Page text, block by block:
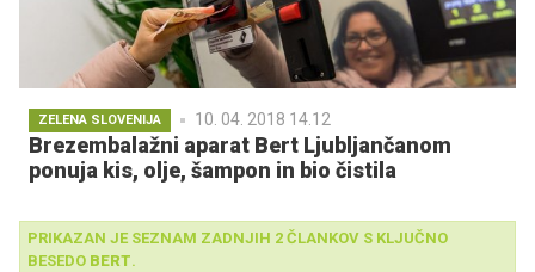
ZELENA SLOVENIJA 10. 04. 2018 14.12
Brezembalažni aparat Bert Ljubljančanom
ponuja kis, olje, šampon in bio čistila
PRIKAZAN JE SEZNAM ZADNJIH 2 ČLANKOV S KLJUČNO
BESEDO BERT.